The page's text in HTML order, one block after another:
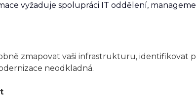
vyžaduje spolupráci IT oddělení,
zmapovat vaši infrastrukturu, identifikovat
neodkladná.